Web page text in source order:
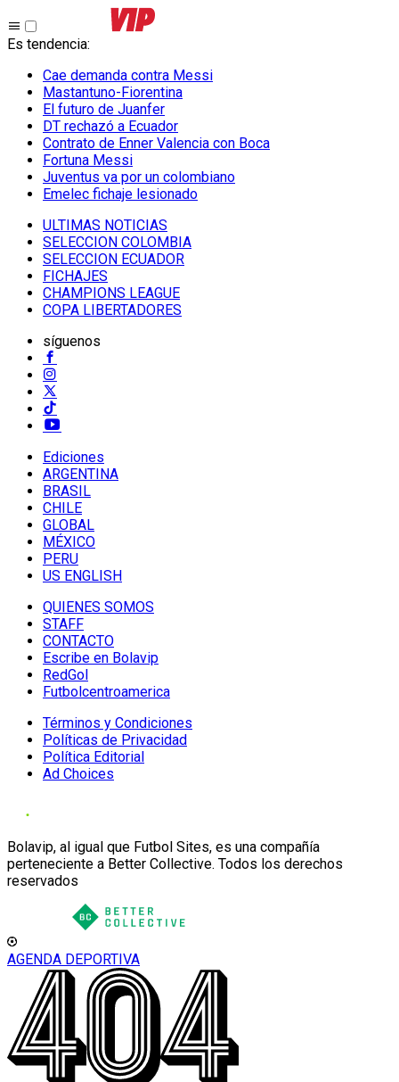
Es tendencia:
Cae demanda contra Messi
Mastantuno-Fiorentina
El futuro de Juanfer
DT rechazó a Ecuador
Contrato de Enner Valencia con Boca
Fortuna Messi
Juventus va por un colombiano
Emelec fichaje lesionado
ULTIMAS NOTICIAS
SELECCION COLOMBIA
SELECCION ECUADOR
FICHAJES
CHAMPIONS LEAGUE
COPA LIBERTADORES
síguenos
Ediciones
ARGENTINA
BRASIL
CHILE
GLOBAL
MÉXICO
PERU
US ENGLISH
QUIENES SOMOS
STAFF
CONTACTO
Escribe en Bolavip
RedGol
Futbolcentroamerica
Términos y Condiciones
Políticas de Privacidad
Política Editorial
Ad Choices
Bolavip, al igual que Futbol Sites, es una compañía
perteneciente a Better Collective. Todos los derechos
reservados
AGENDA DEPORTIVA